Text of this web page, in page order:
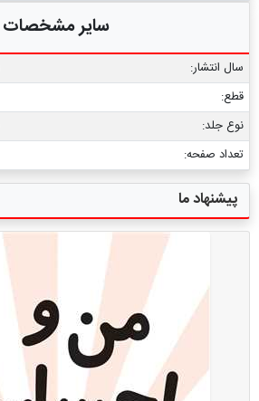
سایر مشخصات
سال انتشار:
قطع:
نوع جلد:
تعداد صفحه:
پیشنهاد ما